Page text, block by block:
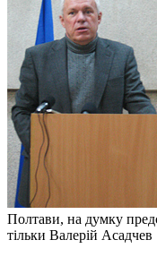
Полтави, на думку
тільки Валерій Асадчев